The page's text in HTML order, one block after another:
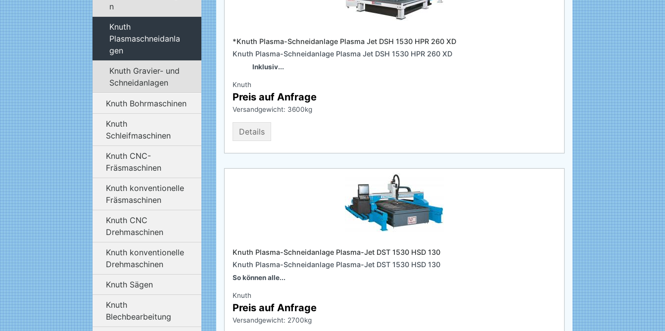
n
Knuth
Plasmaschneidanla
gen
Knuth Gravier- und
Schneidanlagen
Knuth Bohrmaschinen
Knuth
Schleifmaschinen
Knuth CNC-
Fräsmaschinen
Knuth konventionelle
Fräsmaschinen
Knuth CNC
Drehmaschinen
Knuth konventionelle
Drehmaschinen
Knuth Sägen
Knuth
Blechbearbeitung
*Knuth Plasma-Schneidanlage Plasma Jet DSH 1530 HPR 260 XD
Knuth Plasma-Schneidanlage Plasma Jet DSH 1530 HPR 260 XD
Inklusiv...
Knuth
Preis auf Anfrage
Versandgewicht: 3600kg
Details
Knuth Plasma-Schneidanlage Plasma-Jet DST 1530 HSD 130
Knuth Plasma-Schneidanlage Plasma-Jet DST 1530 HSD 130
So können alle...
Knuth
Preis auf Anfrage
Versandgewicht: 2700kg